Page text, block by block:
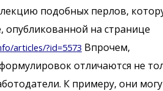
подобных перлов,
опубликованной на странице
articles/?id=5573 Впрочем,
отличаются не
К примеру, они